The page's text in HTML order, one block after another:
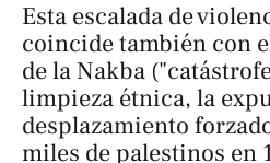
Esta escalada de
coincide también con
de la Nakba
limpieza étnica, la
desplazamiento
miles de palestinos en